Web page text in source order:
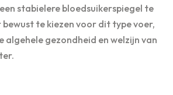
stabielere bloedsuikerspiegel te
te kiezen voor dit type voer,
algehele gezondheid en welzijn van